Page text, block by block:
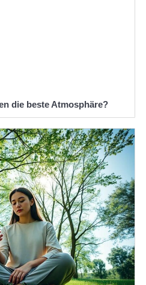
die beste Atmosphäre?